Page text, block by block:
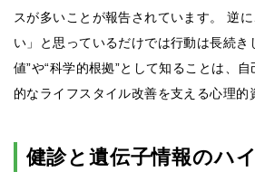
スが多いことが報告されています。 逆
い」と思っているだけでは行動は長続き
値”や“科学的根拠”として知ることは、
的なライフスタイル改善を支える心理的
健診と遺伝子情報のハ